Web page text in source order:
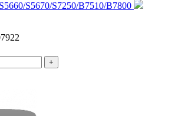
S5670/S7250/B7510/B7800
+